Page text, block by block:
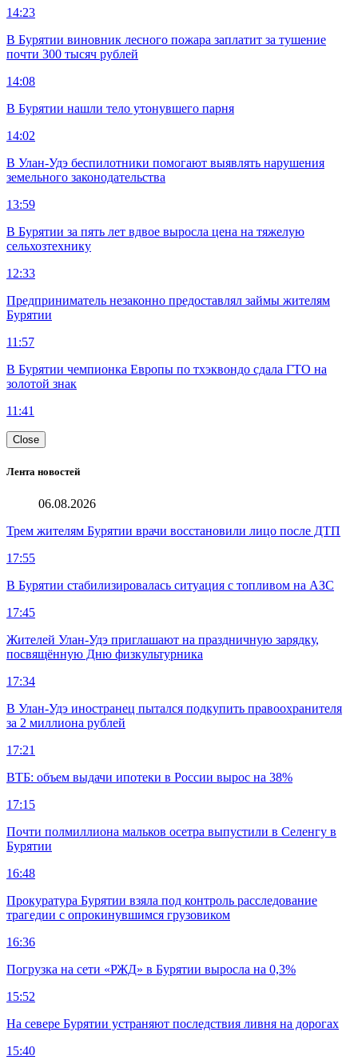
14:23
В Бурятии виновник лесного пожара заплатит за тушение
почти 300 тысяч рублей
14:08
В Бурятии нашли тело утонувшего парня
14:02
В Улан-Удэ беспилотники помогают выявлять нарушения
земельного законодательства
13:59
В Бурятии за пять лет вдвое выросла цена на тяжелую
сельхозтехнику
12:33
Предприниматель незаконно предоставлял займы жителям
Бурятии
11:57
В Бурятии чемпионка Европы по тхэквондо сдала ГТО на
золотой знак
11:41
Close
Лента новостей
06.08.2026
Трем жителям Бурятии врачи восстановили лицо после ДТП
17:55
В Бурятии стабилизировалась ситуация с топливом на АЗС
17:45
Жителей Улан-Удэ приглашают на праздничную зарядку,
посвящённую Дню физкультурника
17:34
В Улан-Удэ иностранец пытался подкупить правоохранителя
за 2 миллиона рублей
17:21
ВТБ: объем выдачи ипотеки в России вырос на 38%
17:15
Почти полмиллиона мальков осетра выпустили в Селенгу в
Бурятии
16:48
Прокуратура Бурятии взяла под контроль расследование
трагедии с опрокинувшимся грузовиком
16:36
Погрузка на сети «РЖД» в Бурятии выросла на 0,3%
15:52
На севере Бурятии устраняют последствия ливня на дорогах
15:40